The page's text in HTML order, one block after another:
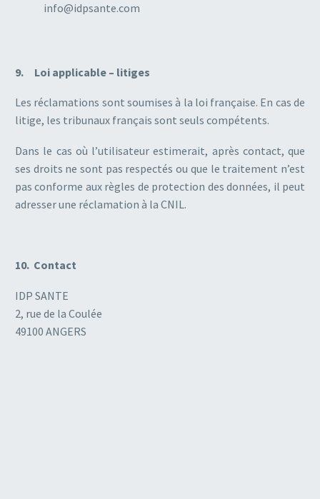
info@idpsante.com
9. Loi applicable – litiges
Les réclamations sont soumises à la loi française. En cas de
litige, les tribunaux français sont seuls compétents.
Dans le cas où l’utilisateur estimerait, après contact, que
ses droits ne sont pas respectés ou que le traitement n’est
pas conforme aux règles de protection des données, il peut
adresser une réclamation à la CNIL.
10. Contact
IDP SANTE
2, rue de la Coulée
49100 ANGERS